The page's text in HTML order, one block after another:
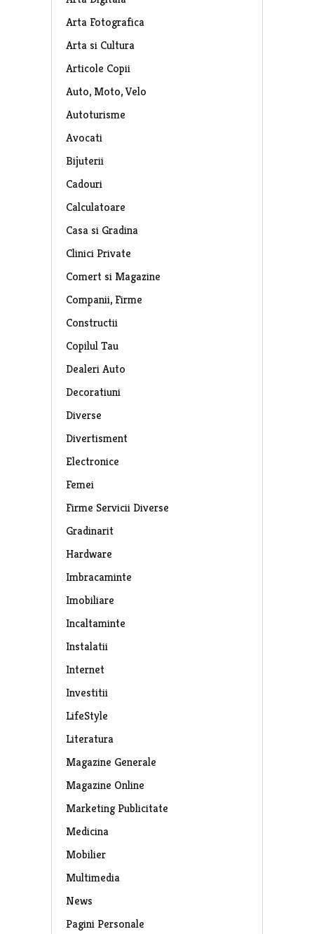
Arta Fotografica
Arta si Cultura
Articole Copii
Auto, Moto, Velo
Autoturisme
Avocati
Bijuterii
Cadouri
Calculatoare
Casa si Gradina
Clinici Private
Comert si Magazine
Companii, Firme
Constructii
Copilul Tau
Dealeri Auto
Decoratiuni
Diverse
Divertisment
Electronice
Femei
Firme Servicii Diverse
Gradinarit
Hardware
Imbracaminte
Imobiliare
Incaltaminte
Instalatii
Internet
Investitii
LifeStyle
Literatura
Magazine Generale
Magazine Online
Marketing Publicitate
Medicina
Mobilier
Multimedia
News
Pagini Personale